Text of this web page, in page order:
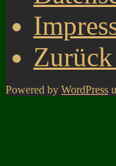
Powered by WordPress